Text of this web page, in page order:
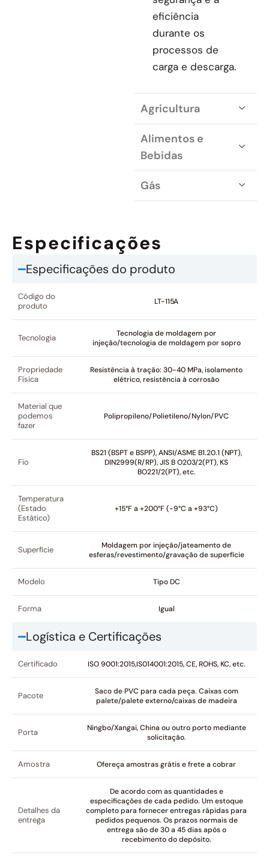
eficiência
durante os
processos de
carga e descarga.
Agricultura
Alimentos e
Bebidas
Gás
Especificações
Especificações do produto
Código do
produto
LT-115A
Tecnologia
Tecnologia de moldagem por
injeção/tecnologia de moldagem por sopro
Propriedade
Física
Resistência à tração: 30-40 MPa, isolamento
elétrico, resistência à corrosão
Material que
podemos
fazer
Polipropileno/Polietileno/Nylon/PVC
Fio
BS21 (BSPT e BSPP), ANSI/ASME B1.20.1 (NPT),
DIN2999(R/RP), JIS B O203/2(PT), KS
BO221/2(PT), etc.
Temperatura
(Estado
Estático)
+15°F a +200°F (-9°C a +93°C)
Superfície
Moldagem por injeção/jateamento de
esferas/revestimento/gravação de superfície
Modelo Tipo DC
Forma Igual
Logística e Certificações
Certificado ISO 9001:2015,IS014001:2015, CE, ROHS, KC, etc.
Pacote
Saco de PVC para cada peça. Caixas com
palete/palete externo/caixas de madeira
Porta
Ningbo/Xangai, China ou outro porto mediante
solicitação.
Amostra Ofereça amostras grátis e frete a cobrar
Detalhes da
entrega
De acordo com as quantidades e
especificações de cada pedido. Um estoque
completo para fornecer entregas rápidas para
pedidos pequenos. Os prazos normais de
entrega são de 30 a 45 dias após o
recebimento do depósito.